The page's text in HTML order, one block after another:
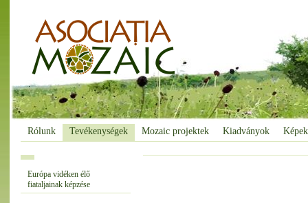
Rólunk Tevékenységek Mozaic projektek Kiadványok Képek
Európa vidéken élő
fiataljainak képzése